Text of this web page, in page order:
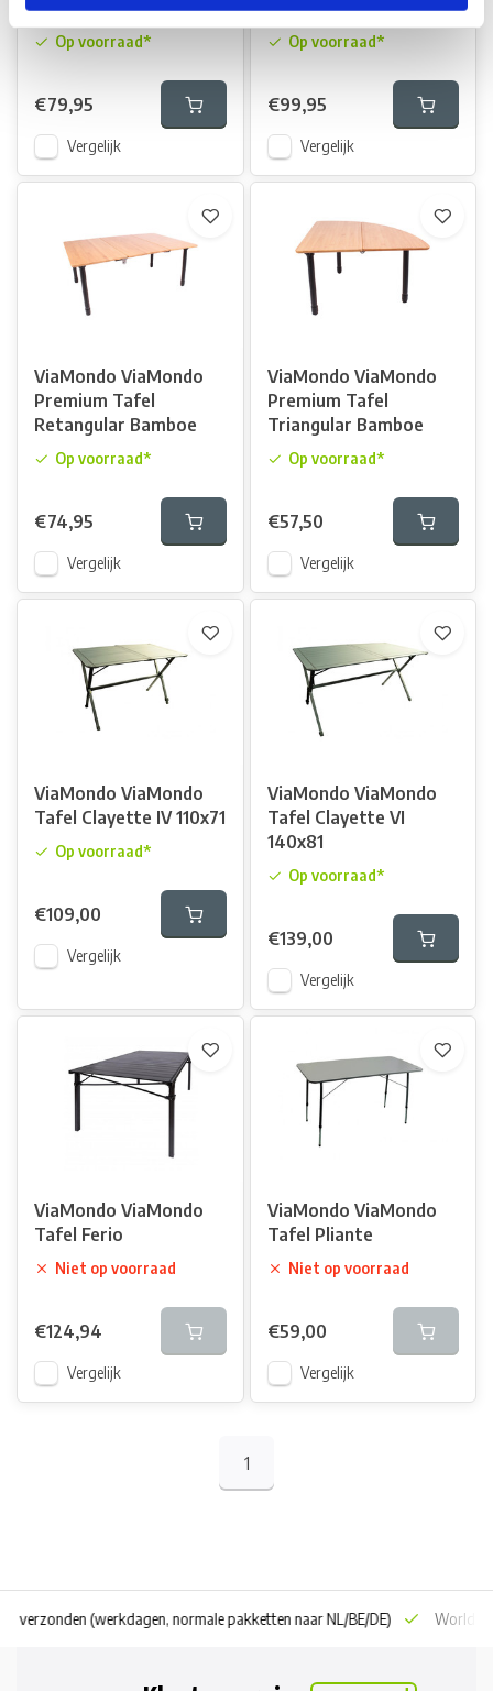
Mesa IV 110x70
Op voorraad*
€79,95
Vergelijk
Redondo Bamboe
Op voorraad*
€99,95
Vergelijk
ViaMondo ViaMondo
Premium Tafel
Retangular Bamboe
Op voorraad*
€74,95
Vergelijk
ViaMondo ViaMondo
Premium Tafel
Triangular Bamboe
Op voorraad*
€57,50
Vergelijk
ViaMondo ViaMondo
Tafel Clayette IV 110x71
Op voorraad*
€109,00
Vergelijk
ViaMondo ViaMondo
Tafel Clayette VI
140x81
Op voorraad*
€139,00
Vergelijk
ViaMondo ViaMondo
Tafel Ferio
Niet op voorraad
€124,94
Vergelijk
ViaMondo ViaMondo
Tafel Pliante
Niet op voorraad
€59,00
Vergelijk
1
verzonden (werkdagen, normale pakketten naar NL/BE/DE) World